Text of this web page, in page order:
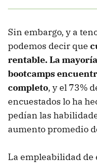
Sin embargo, y a
podemos decir que
rentable. La
bootcamps
completo, y el 73%
encuestados lo ha
pedían las
aumento promedio
La empleabilidad de